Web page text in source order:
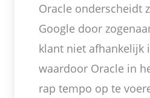
Oracle onderscheidt
Google door
klant niet afhankelijk
waardoor Oracle in
rap tempo op te